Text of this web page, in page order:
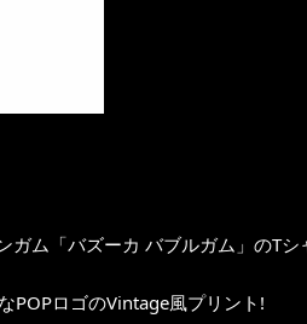
ム「バズーカ バブルガム」のTシ
POPロゴのVintage風プリント!